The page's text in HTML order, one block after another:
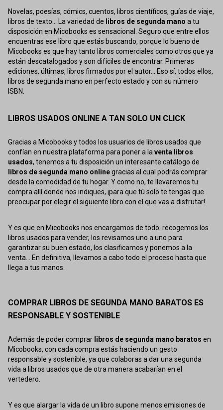
Novelas, poesías, cómics, cuentos, libros científicos, guías de viaje,
libros de texto... La variedad de libros de segunda mano a tu
disposición en Micobooks es sensacional. Seguro que entre ellos
encuentras ese libro que estás buscando, porque lo bueno de
Micobooks es que hay tanto libros comerciales como otros que ya
están descatalogados y son difíciles de encontrar. Primeras
ediciones, últimas, libros firmados por el autor... Eso sí, todos ellos,
libros de segunda mano en perfecto estado y con su número
ISBN.
LIBROS USADOS ONLINE A TAN SOLO UN CLICK
Gracias a Micobooks y todos los usuarios de libros usados que
confían en nuestra plataforma para poner a laventa libros
usados, tenemos a tu disposición un interesante catálogo de
libros de segunda mano onlinegracias al cual podrás comprar
desde la comodidad de tu hogar. Y como no, te llevaremos tu
compra allí donde nos indiques, ¡para que tú solo te tengas que
preocupar por elegir el siguiente libro con el que vas a disfrutar!
Y es que en Micobooks nos encargamos de todo: recogemos los
libros usados para vender, los revisamos uno a uno para
garantizar su buen estado, los clasificamos y ponemos a la
venta... En definitiva, llevamos a cabo todo el proceso hasta que
llega a tus manos.
COMPRAR LIBROS DE SEGUNDA MANO BARATOS ES
RESPONSABLE Y SOSTENIBLE
Además de poder comprar libros de segunda mano baratos en
Micobooks, con cada compra estás haciendo un gesto
responsable y sostenible, ya que colaboras a dar una segunda
vida a libros usados que de otra manera acabarían en el
vertedero.
Y es que alargar la vida de un libro supone menos emisiones de